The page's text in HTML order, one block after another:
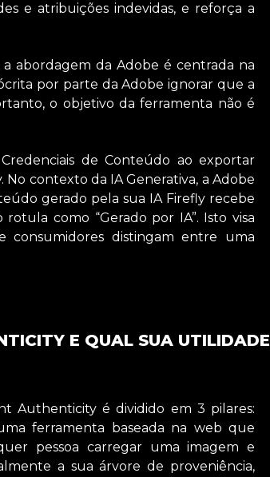
e atribuições indevidas, e reforça a
abordagem da Adobe é centrada na
por parte da Adobe ignorar que a
o objetivo da ferramenta não é
de Conteúdo ao exportar
contexto da IA Generativa, a Adobe
gerado pela sua IA Firefly recebe
como “Gerado por IA”. Isto visa
consumidores distingam entre uma
E QUAL SUA UTILIDADE
Authenticity é dividido em 3 pilares:
ferramenta baseada na web que
pessoa carregar uma imagem e
a sua árvore de proveniência,